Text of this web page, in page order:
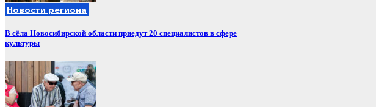
Новости региона
В сёла Новосибирской области приедут 20 специалистов в сфере
культуры